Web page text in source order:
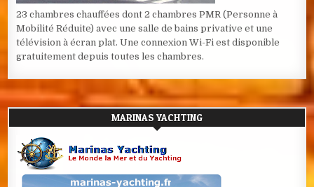
23 chambres chauffées dont 2 chambres PMR (Personne à
Mobilité Réduite) avec une salle de bains privative et une
télévision à écran plat. Une connexion Wi-Fi est disponible
gratuitement depuis toutes les chambres.
MARINAS YACHTING